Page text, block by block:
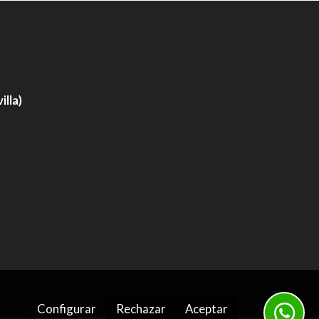
Configurar Rechazar Aceptar